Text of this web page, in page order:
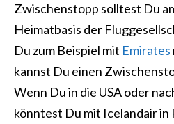
Zwischenstopp solltest Du
Heimatbasis der
Du zum Beispiel mit Emirates
kannst Du einen
Wenn Du in die USA oder
könntest Du mit Icelandair in